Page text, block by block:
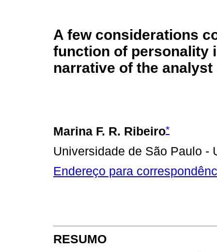
A few considerations
function of personality
narrative of the
Marina F. R. Ribeiro*
Universidade de São Paulo -
Endereço para
RESUMO